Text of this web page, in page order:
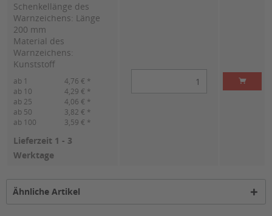
Schenkellänge des
Warnzeichens: Länge
200 mm
Material des
Warnzeichens:
Kunststoff
ab 1
4,76 € *
ab 10
4,29 € *
ab 25
4,06 € *
ab 50
3,82 € *
ab 100
3,59 € *
Lieferzeit 1 - 3
Werktage
Ähnliche Artikel